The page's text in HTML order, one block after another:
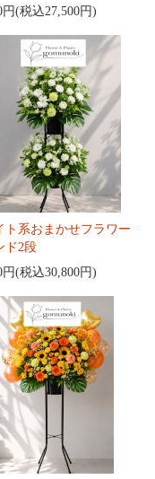
円(税込27,500円)
ト系おまかせフラワー
ド2段
円(税込30,800円)